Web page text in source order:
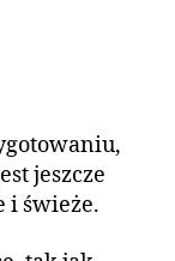
jeszcze
i świeże.